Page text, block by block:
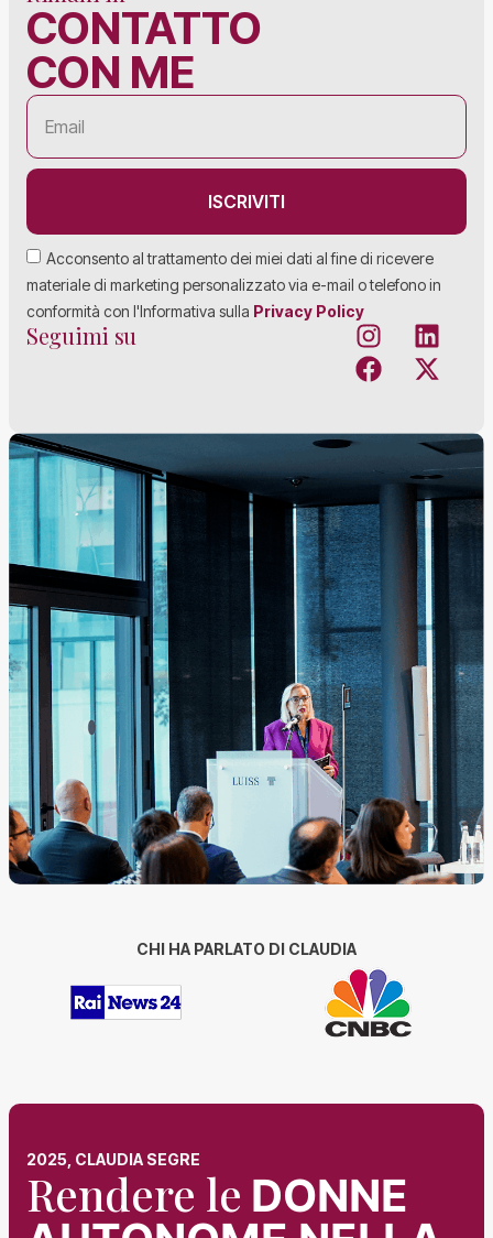
CONTATTO
CON ME
Acconsento al trattamento dei miei dati al fine di ricevere
materiale di marketing personalizzato via e-mail o telefono in
conformità con l'Informativa sulla Privacy Policy
ISCRIVITI
Seguimi su
CHI HA PARLATO DI CLAUDIA
2025, CLAUDIA SEGRE
Rendere le DONNE